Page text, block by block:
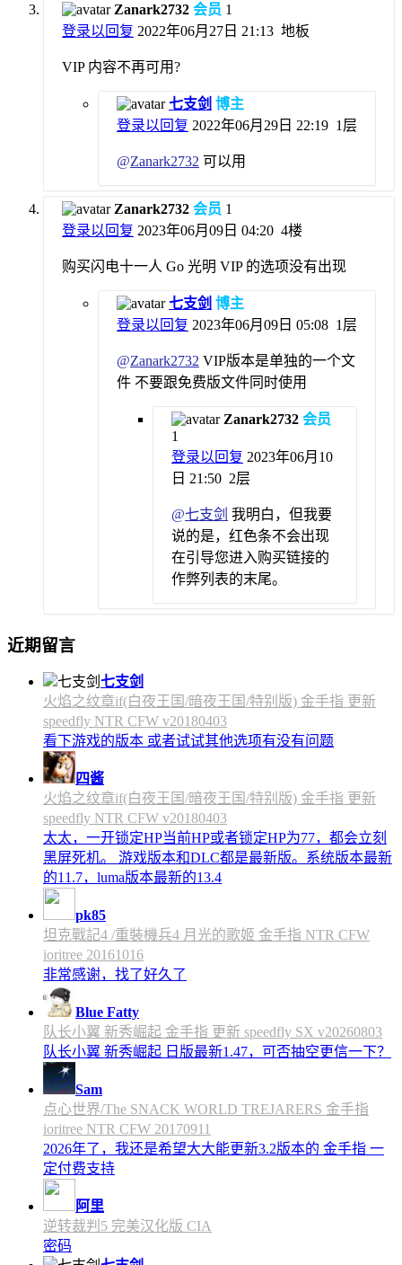
Zanark2732 会员 1
登录以回复 2022年06月27日 21:13 地板
VIP 内容不再可用?
七支剑 博主
登录以回复 2022年06月29日 22:19 1层
@Zanark2732 可以用
Zanark2732 会员 1
登录以回复 2023年06月09日 04:20 4楼
购买闪电十一人 Go 光明 VIP 的选项没有出现
七支剑 博主
登录以回复 2023年06月09日 05:08 1层
@Zanark2732 VIP版本是单独的一个文
件 不要跟免费版文件同时使用
Zanark2732 会员
1
登录以回复 2023年06月10
日 21:50 2层
@七支剑 我明白，但我要
说的是，红色条不会出现
在引导您进入购买链接的
作弊列表的末尾。
近期留言
七支剑
火焰之纹章if(白夜王国/暗夜王国/特别版) 金手指 更新
speedfly NTR CFW v20180403
看下游戏的版本 或者试试其他选项有没有问题
四酱
火焰之纹章if(白夜王国/暗夜王国/特别版) 金手指 更新
speedfly NTR CFW v20180403
太太，一开锁定HP当前HP或者锁定HP为77，都会立刻
黑屏死机。 游戏版本和DLC都是最新版。系统版本最新
的11.7，luma版本最新的13.4
pk85
坦克戰記4 /重裝機兵4 月光的歌姬 金手指 NTR CFW
ioritree 20161016
非常感谢，找了好久了
Blue Fatty
队长小翼 新秀崛起 金手指 更新 speedfly SX v20260803
队长小翼 新秀崛起 日版最新1.47，可否抽空更信一下？
Sam
点心世界/The SNACK WORLD TREJARERS 金手指
ioritree NTR CFW 20170911
2026年了，我还是希望大大能更新3.2版本的 金手指 一
定付费支持
阿里
逆转裁判5 完美汉化版 CIA
密码